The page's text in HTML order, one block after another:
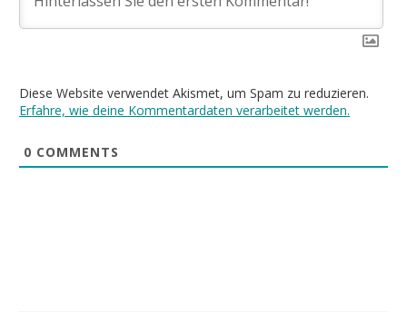
Diese Website verwendet Akismet, um Spam zu reduzieren.
Erfahre, wie deine Kommentardaten verarbeitet werden.
0 COMMENTS